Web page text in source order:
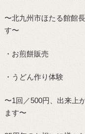
〜北九州市ほたる館館
す〜
・お煎餅販売
・うどん作り体験
〜1回／500円、出来上
ます〜